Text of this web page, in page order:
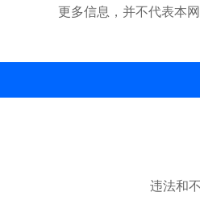
更多信息，并不代表本
违法和